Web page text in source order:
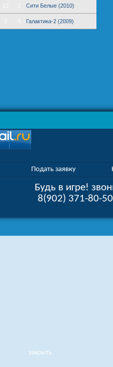
Сити Белые (2010)
Галактика-2 (2009)
Подать заявку
Будь в игре!
8(902) 371-80-
закрыть